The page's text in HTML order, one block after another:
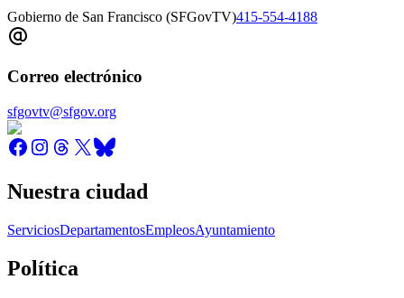
Gobierno de San Francisco (SFGovTV)415-554-4188
Correo electrónico
sfgovtv@sfgov.org
Nuestra ciudad
ServiciosDepartamentosEmpleosAyuntamiento
Política